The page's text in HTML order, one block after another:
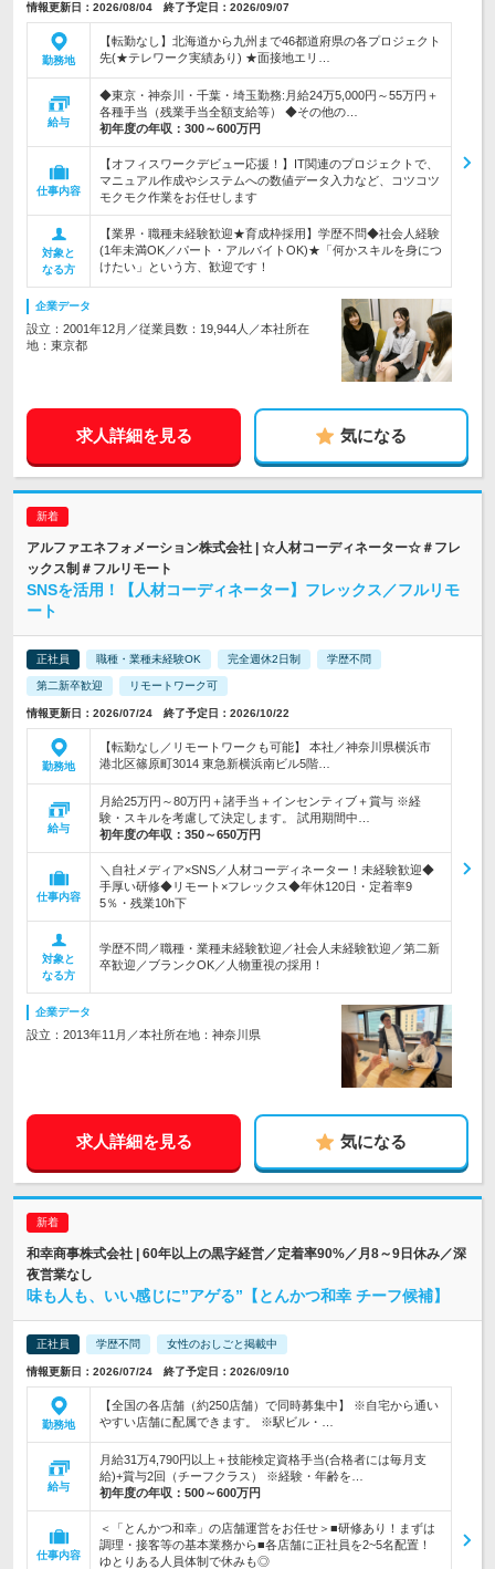
情報更新日：2026/08/04 終了予定日：2026/09/07
勤務地
【転勤なし】北海道から九州まで46都道府県の各プロジェクト
先(★テレワーク実績あり) ★面接地エリ…
給与
◆東京・神奈川・千葉・埼玉勤務:月給24万5,000円～55万円＋
各種手当（残業手当全額支給等） ◆その他の…
初年度の年収： 300～600万円
仕事内容
【オフィスワークデビュー応援！】IT関連のプロジェクトで、
マニュアル作成やシステムへの数値データ入力など、コツコツ
モクモク作業をお任せします
対象と
なる方
【業界・職種未経験歓迎★育成枠採用】学歴不問◆社会人経験
(1年未満OK／パート・アルバイトOK)★「何かスキルを身につ
けたい」という方、歓迎です！
企業データ
設立：2001年12月／従業員数：19,944人／本社所在
地：東京都
求人詳細を見る 気になる
アルファエネフォメーション株式会社 | ☆人材コーディネーター☆＃フレ
ックス制＃フルリモート
SNSを活用！【人材コーディネーター】フレックス／フルリモ
ート
正社員 職種・業種未経験OK 完全週休2日制 学歴不問
第二新卒歓迎 リモートワーク可
情報更新日：2026/07/24 終了予定日：2026/10/22
勤務地
【転勤なし／リモートワークも可能】 本社／神奈川県横浜市
港北区篠原町3014 東急新横浜南ビル5階…
給与
月給25万円～80万円＋諸手当＋インセンティブ＋賞与 ※経
験・スキルを考慮して決定します。 試用期間中…
初年度の年収： 350～650万円
仕事内容
＼自社メディア×SNS／人材コーディネーター！未経験歓迎◆
手厚い研修◆リモート×フレックス◆年休120日・定着率9
5％・残業10h下
対象と
なる方
学歴不問／職種・業種未経験歓迎／社会人未経験歓迎／第二新
卒歓迎／ブランクOK／人物重視の採用！
企業データ
設立：2013年11月／本社所在地：神奈川県
求人詳細を見る 気になる
和幸商事株式会社 | 60年以上の黒字経営／定着率90%／月8～9日休み／深
夜営業なし
味も人も、いい感じに”アゲる”【とんかつ和幸 チーフ候補】
正社員 学歴不問 女性のおしごと掲載中
情報更新日：2026/07/24 終了予定日：2026/09/10
勤務地
【全国の各店舗（約250店舗）で同時募集中】 ※自宅から通い
やすい店舗に配属できます。 ※駅ビル・…
給与
月給31万4,790円以上＋技能検定資格手当(合格者には毎月支
給)+賞与2回（チーフクラス） ※経験・年齢を…
初年度の年収： 500～600万円
仕事内容
＜「とんかつ和幸」の店舗運営をお任せ＞■研修あり！まずは
調理・接客等の基本業務から■各店舗に正社員を2~5名配置！
ゆとりある人員体制で休みも◎